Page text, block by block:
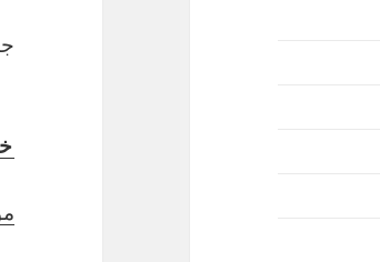
جوانی ۱۸